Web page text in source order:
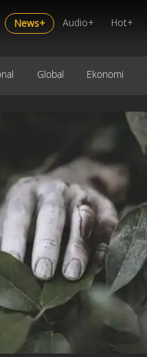
News+ Audio+ Hot+
Global Ekonomi